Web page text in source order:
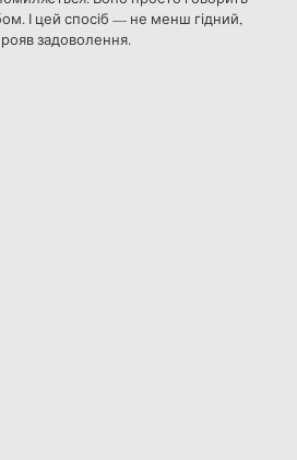
І цей спосіб — не менш гідний,
задоволення.